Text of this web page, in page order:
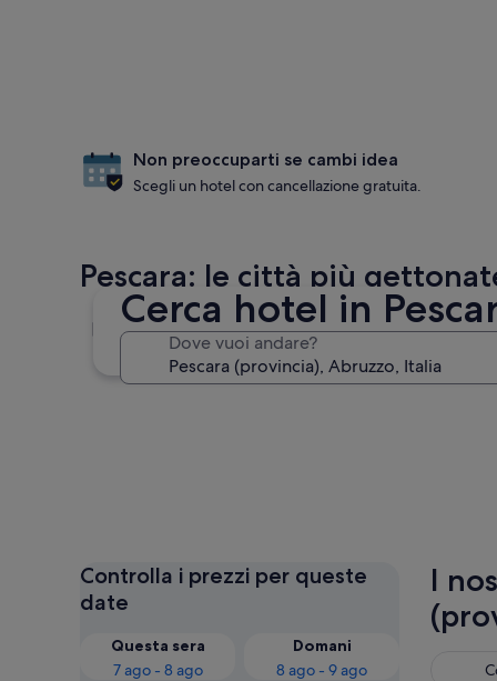
Cerca hotel in
Dove vuoi andare?
Non preoccuparti se cambi idea
Scegli un hotel con cancellazione gratuita.
Pescara: le città più
Pescara
Controlla i prezzi per queste
date
Questa sera
7 ago - 8 ago
Domani
8 ago - 9 ago
I